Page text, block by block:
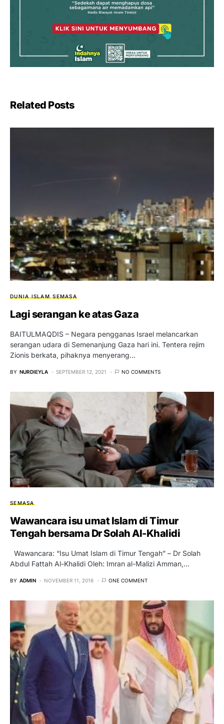
Related Posts
DUNIA ISLAM SEMASA
Lagi serangan ke atas Gaza
BAITULMAQDIS – Negara pengganas Israel melancarkan
serangan udara di Semenanjung Gaza hari ini. Tentera rejim
Zionis berkata, pihaknya menyerang…
BY NURDIEYLA SEPTEMBER 12, 2021 NO COMMENTS
SEMASA
Wawancara isu umat Islam di Timur
Tengah bersama Dr Solah Al-Khalidi
Wawancara: “Isu Umat Islam di Timur Tengah” – Dr Solah
Abdul Fattah Al-Khalidi Oleh: Imran al-Malizi Amman,…
BY ADMIN NOVEMBER 11, 2016 ONE COMMENT